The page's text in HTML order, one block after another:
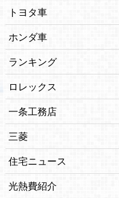
トヨタ車
ホンダ車
ランキング
ロレックス
一条工務店
三菱
住宅ニュース
光熱費紹介